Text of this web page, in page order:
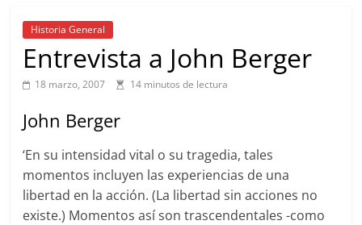
Historia General
Entrevista a John Berger
18 marzo, 2007 14 minutos de lectura
John Berger
‘En su intensidad vital o su tragedia, tales
momentos incluyen las experiencias de una
libertad en la acción. (La libertad sin acciones no
existe.) Momentos así son trascendentales -como